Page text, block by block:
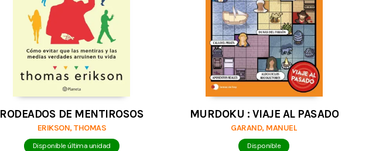
RODEADOS DE MENTIROSOS
ERIKSON, THOMAS
Disponible última unidad
MURDOKU : VIAJE AL PASADO
GARAND, MANUEL
Disponible